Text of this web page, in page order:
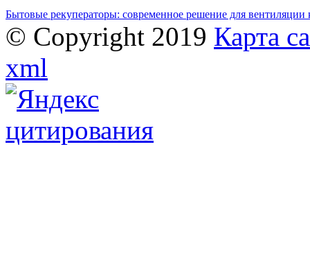
Бытовые рекуператоры: современное решение для вентиляции
© Copyright 2019 Карта
xml